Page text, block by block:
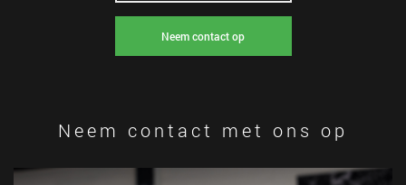
Neem contact op
Neem contact met ons op